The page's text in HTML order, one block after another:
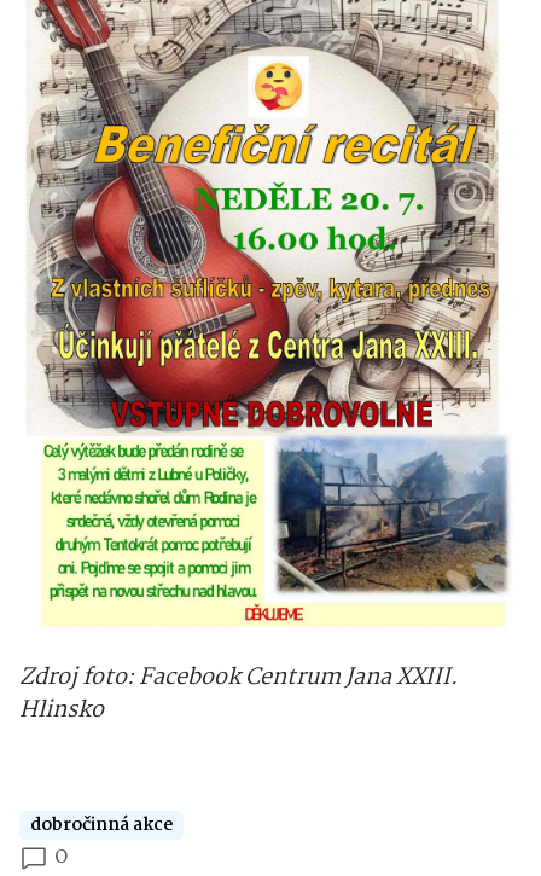
Zdroj foto: Facebook Centrum Jana XXIII.
Hlinsko
dobročinná akce
0